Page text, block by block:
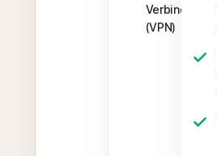
Verbindung
(VPN)